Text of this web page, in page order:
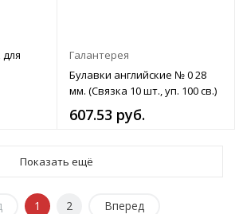
Галантерея
Булавки английские № 0 28
мм. (Связка 10 шт., уп. 100 св.)
607.53 руб.
Показать ещё
1 2 Вперед